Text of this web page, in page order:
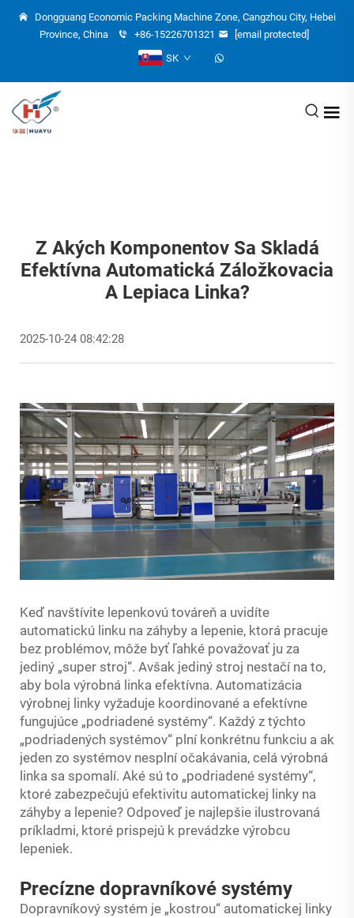
Dongguang Economic Packing Machine Zone, Cangzhou City, Hebei
Province, China
+86-15226701321
[email protected]
SK
Z Akých Komponentov Sa Skladá
Efektívna Automatická Záložkovacia
A Lepiaca Linka?
2025-10-24 08:42:28
Keď navštívite lepenkovú továreň a uvidíte
automatickú linku na záhyby a lepenie, ktorá pracuje
bez problémov, môže byť ľahké považovať ju za
jediný „super stroj“. Avšak jediný stroj nestačí na to,
aby bola výrobná linka efektívna. Automatizácia
výrobnej linky vyžaduje koordinované a efektívne
fungujúce „podriadené systémy“. Každý z týchto
„podriadených systémov“ plní konkrétnu funkciu a ak
jeden zo systémov nesplní očakávania, celá výrobná
linka sa spomalí. Aké sú to „podriadené systémy“,
ktoré zabezpečujú efektivitu automatickej linky na
záhyby a lepenie? Odpoveď je najlepšie ilustrovaná
príkladmi, ktoré prispejú k prevádzke výrobcu
lepeniek.
Precízne dopravníkové systémy
Dopravníkový systém je „kostrou“ automatickej linky